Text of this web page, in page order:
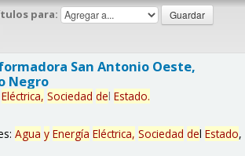
para:
San Antonio Oeste,
Negro
Eléctrica, Sociedad del Estado.
Agua y Energía Eléctrica, Sociedad del Estado,